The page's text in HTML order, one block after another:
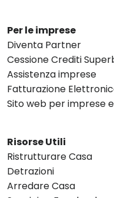
Per le imprese
Diventa Partner
Cessione Crediti
Assistenza imprese
Fatturazione
Sito web per imprese
Risorse Utili
Ristrutturare Casa
Detrazioni
Arredare Casa